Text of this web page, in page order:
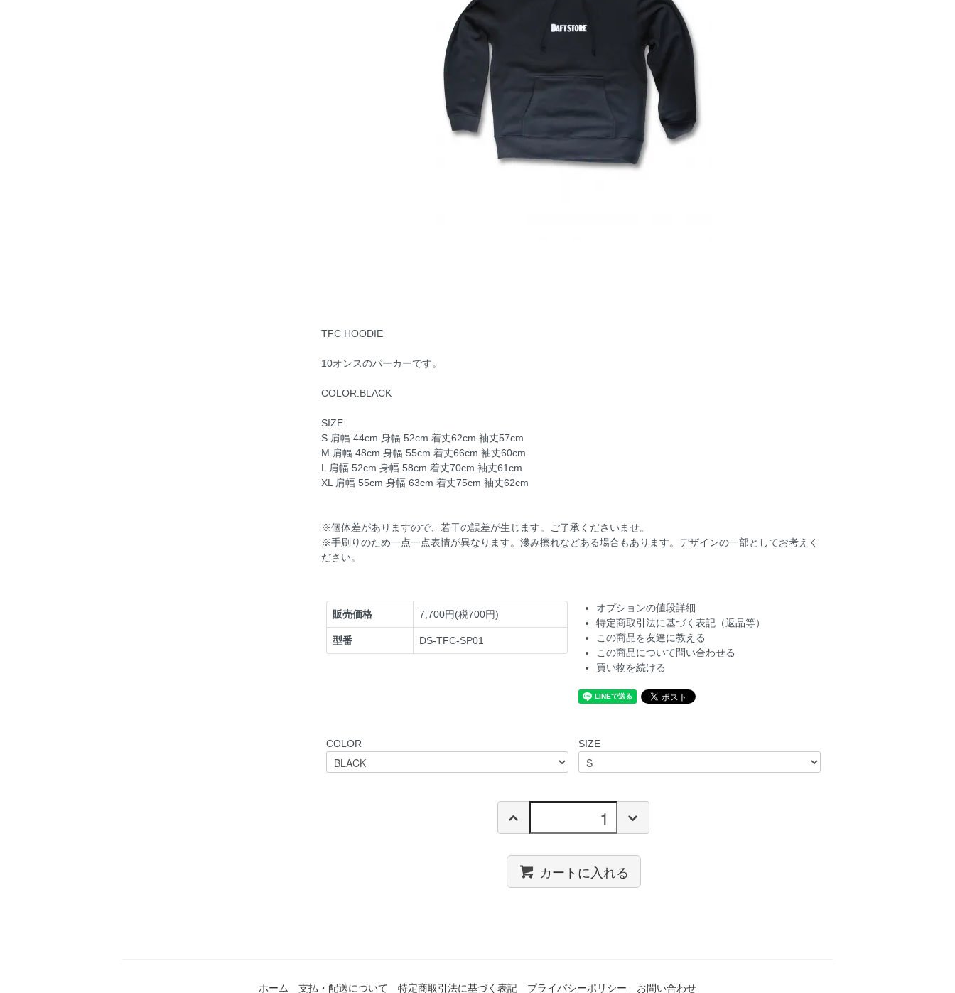
TFC HOODIE
10オンスのパーカーです。
COLOR:BLACK
SIZE
S 肩幅 44cm 身幅 52cm 着丈62cm 袖丈57cm
M 肩幅 48cm 身幅 55cm 着丈66cm 袖丈60cm
L 肩幅 52cm 身幅 58cm 着丈70cm 袖丈61cm
XL 肩幅 55cm 身幅 63cm 着丈75cm 袖丈62cm
※個体差がありますので、若干の誤差が生じます。ご了承くださいませ。
※手刷りのため一点一点表情が異なります。滲み擦れなどある場合もあります。デザインの一部としてお考えく
ださい。
販売価格 7,700円(税700円)
型番 DS-TFC-SP01
オプションの値段詳細
特定商取引法に基づく表記（返品等）
この商品を友達に教える
この商品について問い合わせる
買い物を続ける
COLOR SIZE
カートに入れる
ホーム 支払・配送について 特定商取引法に基づく表記 プライバシーポリシー お問い合わせ